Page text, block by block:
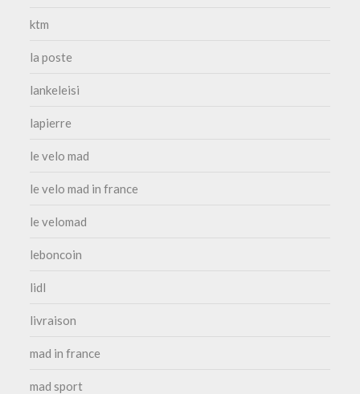
ktm
la poste
lankeleisi
lapierre
le velo mad
le velo mad in france
le velomad
leboncoin
lidl
livraison
mad in france
mad sport